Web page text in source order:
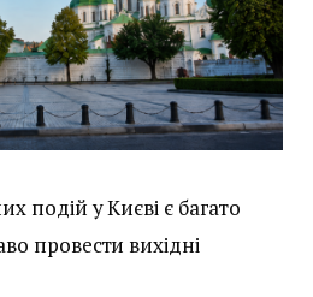
подій у Києві є багато
провести вихідні